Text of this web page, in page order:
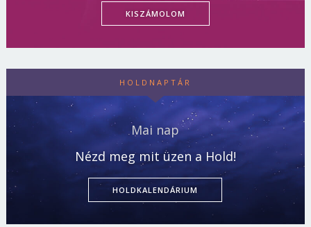
KISZÁMOLOM
HOLDNAPTÁR
Mai nap
Nézd meg mit üzen a Hold!
HOLDKALENDÁRIUM